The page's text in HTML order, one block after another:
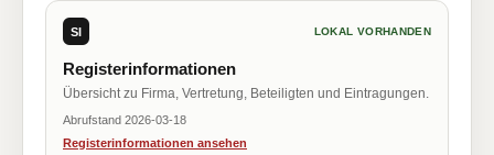
SI LOKAL VORHANDEN
Registerinformationen
Übersicht zu Firma, Vertretung, Beteiligten und Eintragungen.
Abrufstand 2026-03-18
Registerinformationen ansehen